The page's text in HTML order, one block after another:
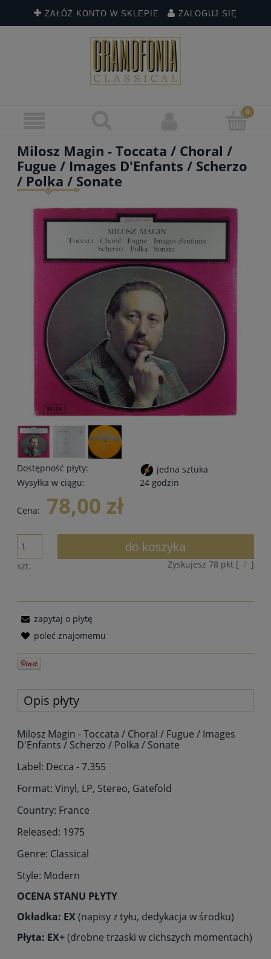
ZAŁÓŻ KONTO W SKLEPIE ZALOGUJ SIĘ
Milosz Magin - Toccata / Choral /
Fugue / Images D'Enfants / Scherzo
/ Polka / Sonate
Dostępność płyty:
jedna sztuka
Wysyłka w ciągu:
24 godzin
Cena: 78,00 zł
szt.
do koszyka
Zyskujesz 78 pkt [ ? ]
zapytaj o płytę
poleć znajomemu
Opis płyty
Milosz Magin - Toccata / Choral / Fugue / Images
D'Enfants / Scherzo / Polka / Sonate
Label: Decca - 7.355
Format: Vinyl, LP, Stereo, Gatefold
Country: France
Released: 1975
Genre: Classical
Style: Modern
OCENA STANU PŁYTY
Okładka: EX(napisy z tyłu, dedykacja w środku)
Płyta: EX+(drobne trzaski w cichszych momentach)